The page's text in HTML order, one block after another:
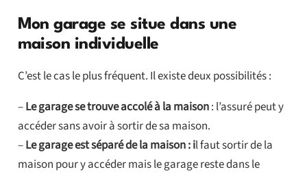
Mon garage se situe dans une
maison individuelle
C’est le cas le plus fréquent. Il existe deux possibilités :
–Le garage se trouve accolé à la maison: l’assuré peut y
accéder sans avoir à sortir de sa maison.
–Le garage est séparé de la maison : il faut sortir de la
maison pour y accéder mais le garage reste dans le